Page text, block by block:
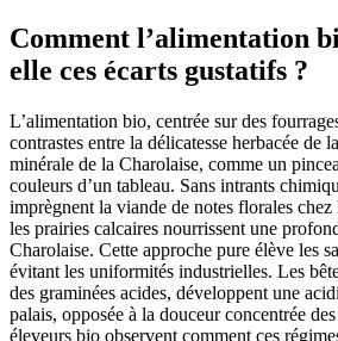
Comment l’alimentation
elle ces écarts gustatifs ?
L’alimentation bio, centrée sur des
contrastes entre la délicatesse herbacée de
minérale de la Charolaise, comme un
couleurs d’un tableau. Sans intrants
imprègnent la viande de notes florales
les prairies calcaires nourrissent une
Charolaise. Cette approche pure élève les
évitant les uniformités industrielles. Les
des graminées acides, développent une
palais, opposée à la douceur concentrée
éleveurs bio observent comment ces